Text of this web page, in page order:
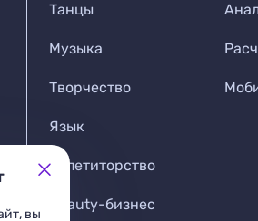
Танцы
Музыка
Творчество
Язык
Репетиторство
Beauty-бизнес
вы